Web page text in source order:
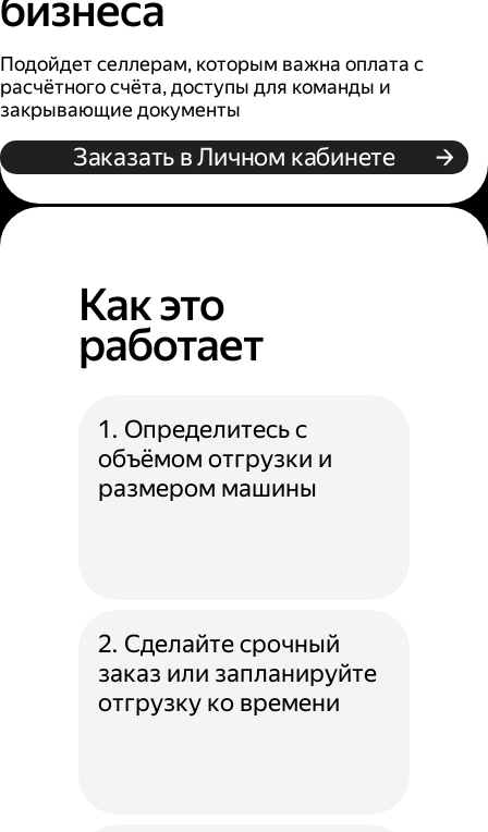
бизнеса
Подойдет селлерам, которым важна оплата с
расчётного счёта, доступы для команды и
закрывающие документы
Заказать в Личном кабинете
Как это
работает
1. Определитесь с
объёмом отгрузки и
размером машины
2. Сделайте срочный
заказ или запланируйте
отгрузку ко времени